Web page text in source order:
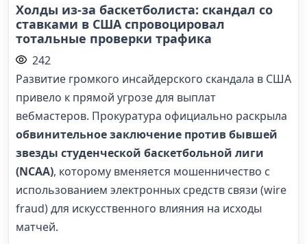
Холды из-за баскетболиста: скандал со
ставками в США спровоцировал
тотальные проверки трафика
242
Развитие громкого инсайдерского скандала в США
привело к прямой угрозе для выплат
вебмастеров. Прокуратура официально раскрыла
обвинительное заключение против бывшей
звезды студенческой баскетбольной лиги
(NCAA), которому вменяется мошенничество с
использованием электронных средств связи (wire
fraud) для искусственного влияния на исходы
матчей.